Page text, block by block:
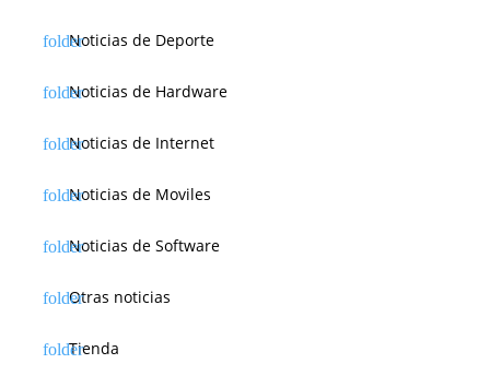
Noticias de Deporte
Noticias de Hardware
Noticias de Internet
Noticias de Moviles
Noticias de Software
Otras noticias
Tienda